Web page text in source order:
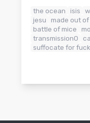
the ocean isis
jesu
made out
battle of mice
transmission0
suffocate for